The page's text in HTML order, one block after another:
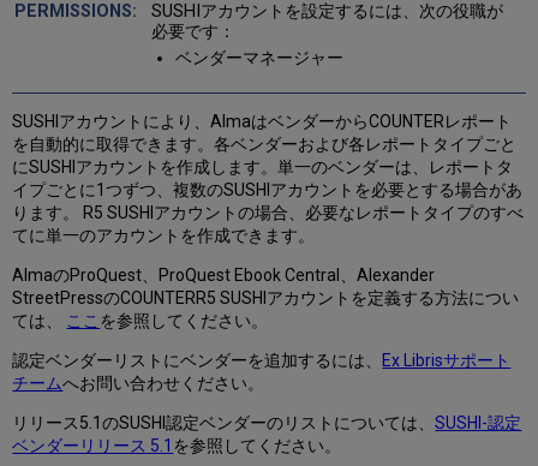
SUSHIアカウントを設定するには、次の役職が
必要です：
ベンダーマネージャー
SUSHIアカウントにより、AlmaはベンダーからCOUNTERレポート
を自動的に取得できます。各ベンダーおよび各レポートタイプごと
にSUSHIアカウントを作成します。単一のベンダーは、レポートタ
イプごとに1つずつ、複数のSUSHIアカウントを必要とする場合があ
ります。 R5 SUSHIアカウントの場合、必要なレポートタイプのすべ
てに単一のアカウントを作成できます。
AlmaのProQuest、ProQuest Ebook Central、Alexander
StreetPressのCOUNTERR5 SUSHIアカウントを定義する方法につい
ては、
ここ を参照してください。
認定ベンダーリストにベンダーを追加するには、
Ex Librisサポート
チームへお問い合わせください。
リリース5.1のSUSHI認定ベンダーのリストについては、SUSHI-認定
ベンダーリリース 5.1 を参照してください。